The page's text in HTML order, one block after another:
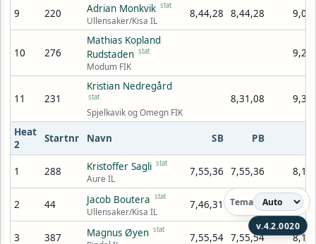
9 220 Adrian Monkvik stat
Ullensaker/Kisa IL
8,44,28 8,44,28
10 276
Mathias Kopland
Rudstaden stat
Modum FIK
11 231
Kristian Nedregård
stat
Spjelkavik og Omegn FIK
8,31,08
Heat
2
Startnr Navn SB PB
1 288 Kristoffer Sagli stat
Aure IL
7,55,36 7,55,36
2 44 Jacob Boutera stat
Ullensaker/Kisa IL
7,46,31 7,46,31
3 387 Magnus Øyen stat
7,55,54 7,55,54
v.4.2.0020
Tema